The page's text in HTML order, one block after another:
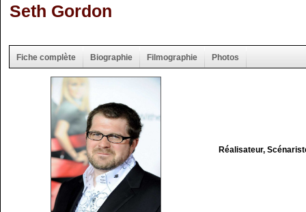
Seth Gordon
Fiche complète Biographie Filmographie Photos
Réalisateur,